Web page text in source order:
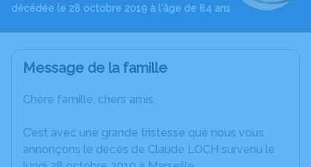
décédée le 28 octobre 2019 à l'âge de 84 ans
Message de la famille
Chère famille, chers amis,
C’est avec une grande tristesse que nous vous
annonçons le décès de Claude LOCH survenu le